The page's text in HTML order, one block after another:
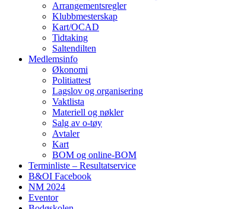
Arrangementsregler
Klubbmesterskap
Kart/OCAD
Tidtaking
Saltendilten
Medlemsinfo
Økonomi
Politiattest
Lagslov og organisering
Vaktlista
Materiell og nøkler
Salg av o-tøy
Avtaler
Kart
BOM og online-BOM
Terminliste – Resultatservice
B&OI Facebook
NM 2024
Eventor